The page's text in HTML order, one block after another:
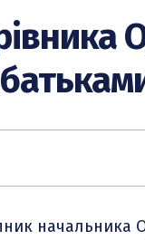
начальника